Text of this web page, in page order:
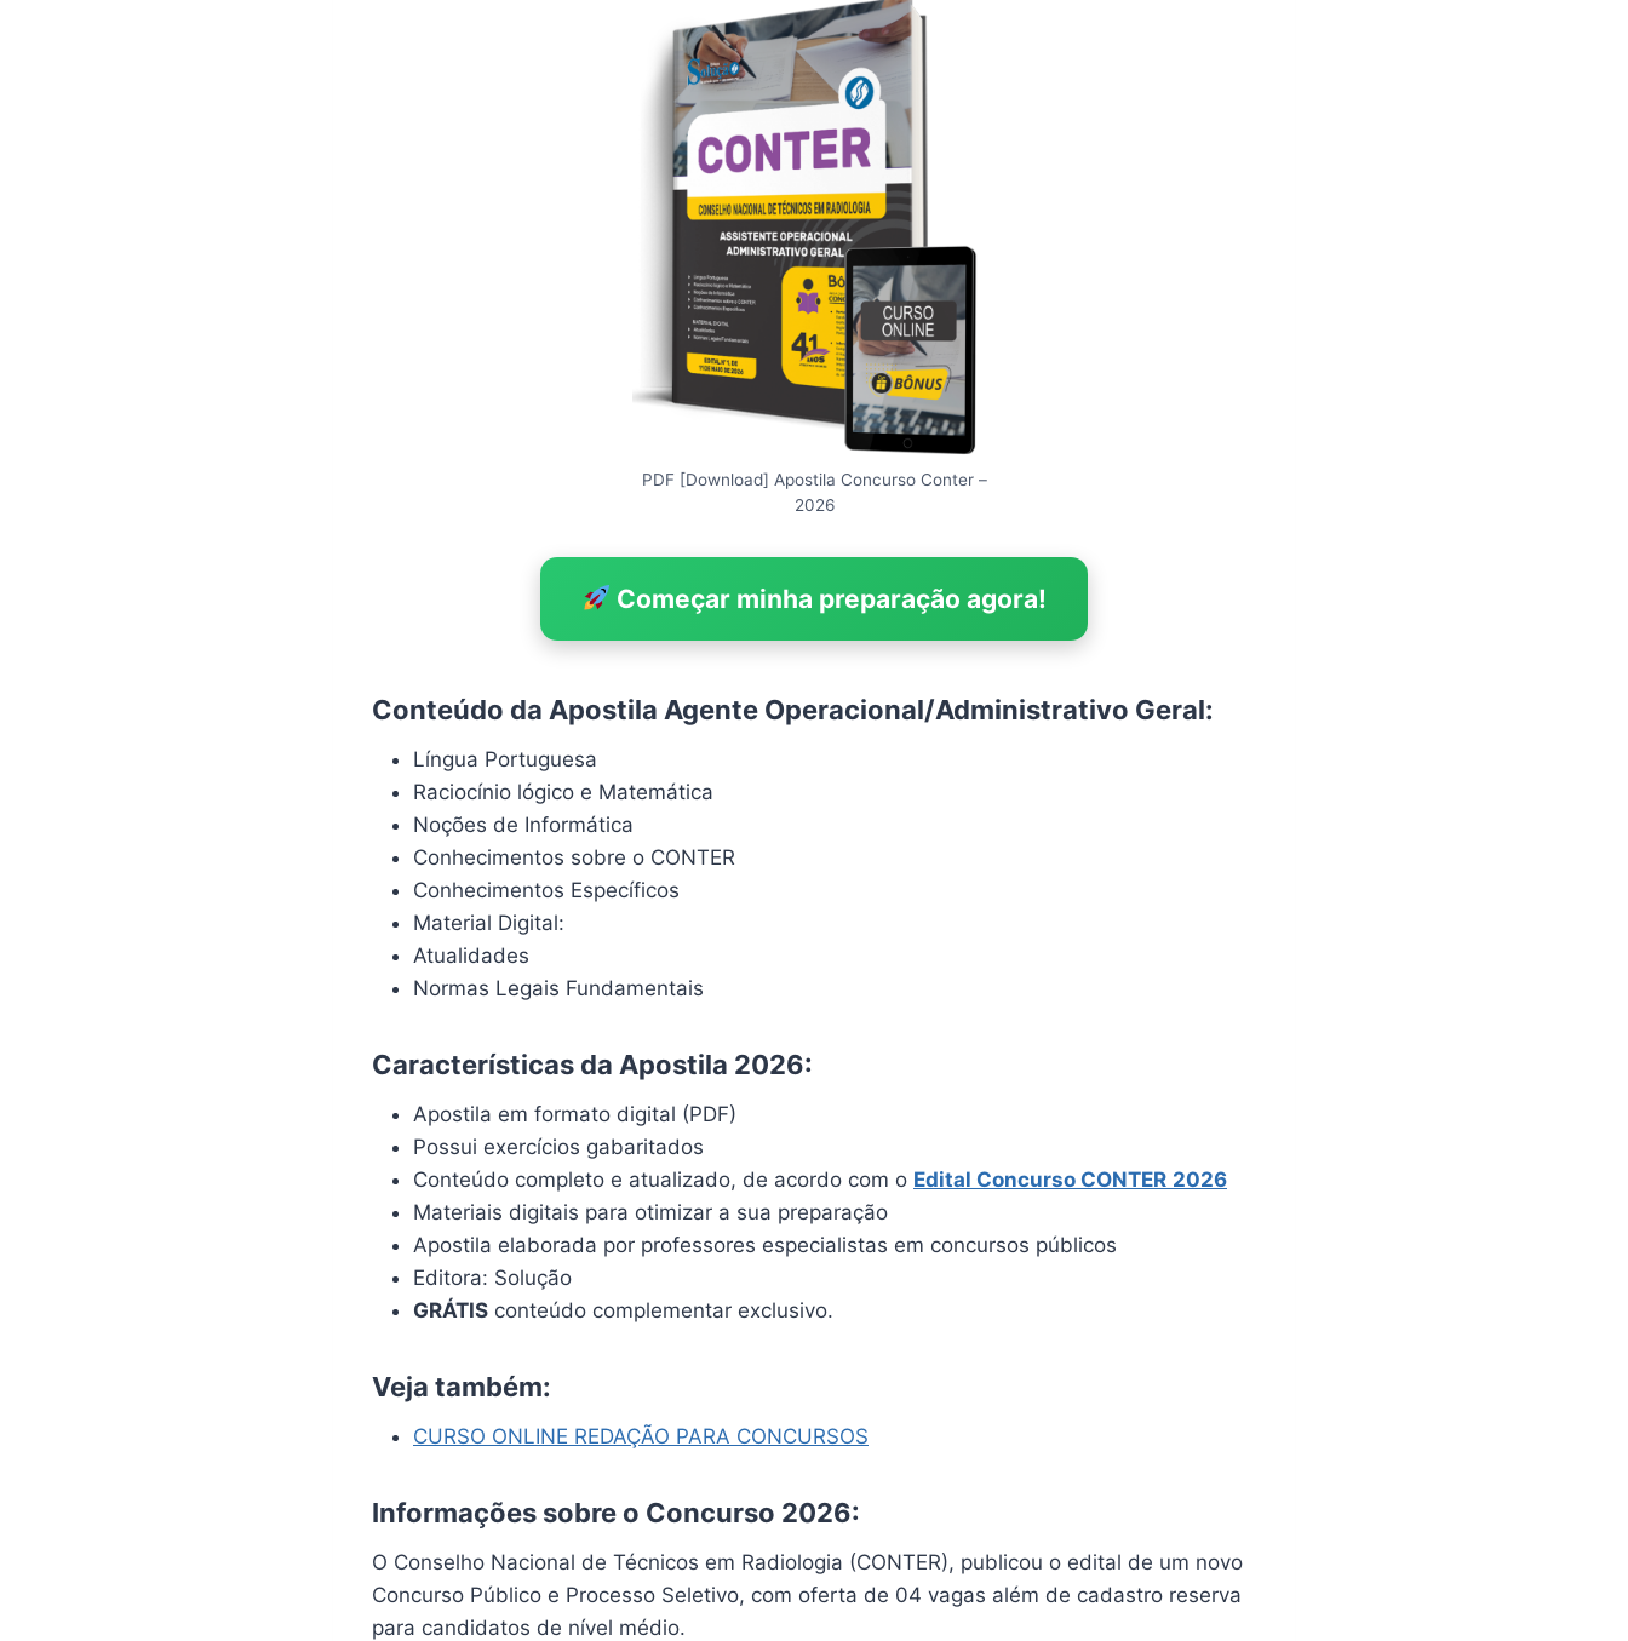
PDF [Download] Apostila Concurso Conter –
2026
Começar minha preparação agora!
Conteúdo da Apostila Agente Operacional/Administrativo Geral:
Língua Portuguesa
Raciocínio lógico e Matemática
Noções de Informática
Conhecimentos sobre o CONTER
Conhecimentos Específicos
Material Digital:
Atualidades
Normas Legais Fundamentais
Características da Apostila 2026:
Apostila em formato digital (PDF)
Possui exercícios gabaritados
Conteúdo completo e atualizado, de acordo com o Edital Concurso CONTER 2026
Materiais digitais para otimizar a sua preparação
Apostila elaborada por professores especialistas em concursos públicos
Editora: Solução
GRÁTIS conteúdo complementar exclusivo.
Veja também:
CURSO ONLINE REDAÇÃO PARA CONCURSOS
Informações sobre o Concurso 2026:
O Conselho Nacional de Técnicos em Radiologia (CONTER), publicou o edital de um novo
Concurso Público e Processo Seletivo, com oferta de 04 vagas além de cadastro reserva
para candidatos de nível médio.